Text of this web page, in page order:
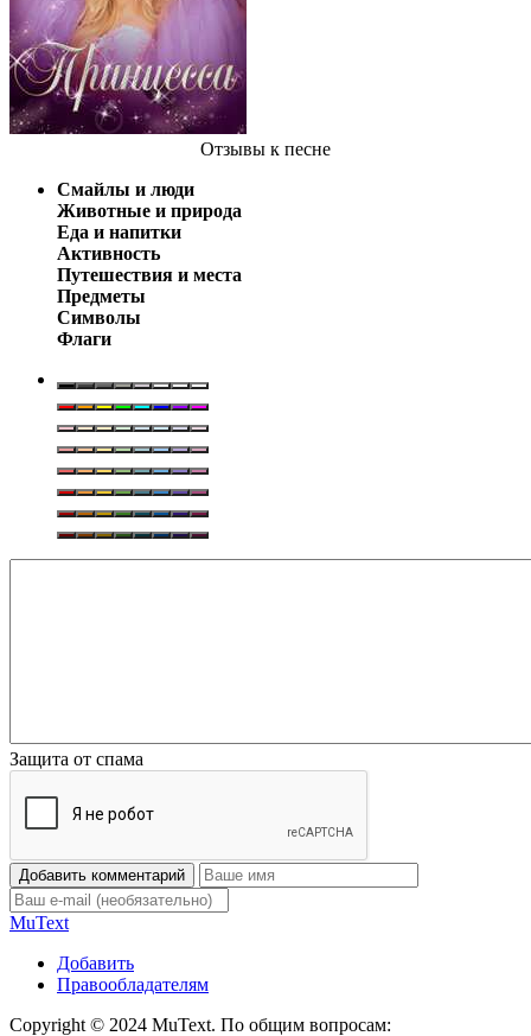
Отзывы к песне
Смайлы и люди
Животные и природа
Еда и напитки
Активность
Путешествия и места
Предметы
Символы
Флаги
Защита от спама
Добавить комментарий
MuText
Добавить
Правообладателям
Copyright © 2024 MuText. По общим вопросам: